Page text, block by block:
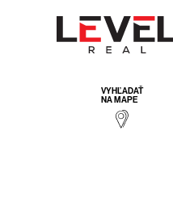
VYHĽADAŤ
NA MAPE